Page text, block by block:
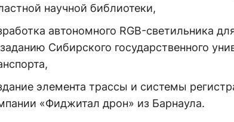
научной библиотеки,
автономного RGB-светильника
Сибирского государственного
элемента трассы и системы
«Фиджитал дрон» из Барнаула.